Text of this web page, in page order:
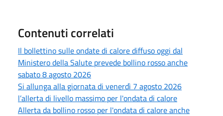
Contenuti correlati
Il bollettino sulle ondate di calore diffuso oggi dal
Ministero della Salute prevede bollino rosso anche
sabato 8 agosto 2026
Si allunga alla giornata di venerdì 7 agosto 2026
l’allerta di livello massimo per l'ondata di calore
Allerta da bollino rosso per l'ondata di calore anche